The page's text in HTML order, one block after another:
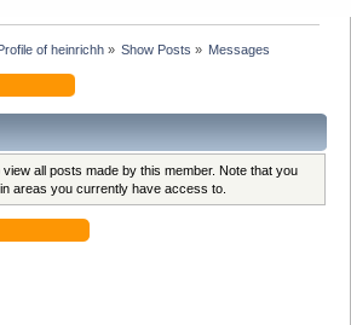
of heinrichh» Show Posts » Messages
all posts made by this member. Note that you
areas you currently have access to.